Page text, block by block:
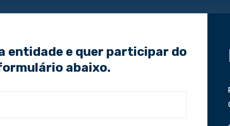
entidade e quer participar do
abaixo.